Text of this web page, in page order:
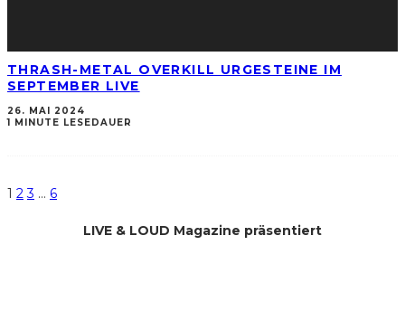
THRASH-METAL OVERKILL URGESTEINE IM
SEPTEMBER LIVE
26. MAI 2024
1 MINUTE LESEDAUER
1 2 3 … 6
LIVE & LOUD Magazine präsentiert